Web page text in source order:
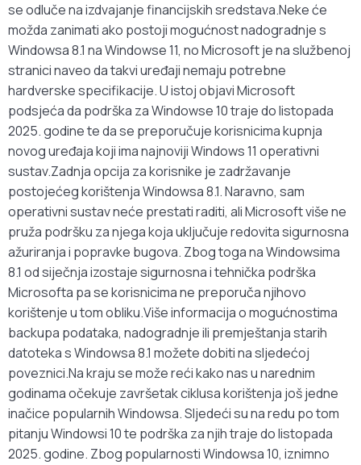
se odluče na izdvajanje financijskih sredstava.Neke će
možda zanimati ako postoji mogućnost nadogradnje s
Windowsa 8.1 na Windowse 11, no Microsoft je na službenoj
stranici naveo da takvi uređaji nemaju potrebne
hardverske specifikacije. U istoj objavi Microsoft
podsjeća da podrška za Windowse 10 traje do listopada
2025. godine te da se preporučuje korisnicima kupnja
novog uređaja koji ima najnoviji Windows 11 operativni
sustav.Zadnja opcija za korisnike je zadržavanje
postojećeg korištenja Windowsa 8.1. Naravno, sam
operativni sustav neće prestati raditi, ali Microsoft više ne
pruža podršku za njega koja uključuje redovita sigurnosna
ažuriranja i popravke bugova. Zbog toga na Windowsima
8.1 od siječnja izostaje sigurnosna i tehnička podrška
Microsofta pa se korisnicima ne preporuča njihovo
korištenje u tom obliku.Više informacija o mogućnostima
backupa podataka, nadogradnje ili premještanja starih
datoteka s Windowsa 8.1 možete dobiti na sljedećoj
poveznici.Na kraju se može reći kako nas u narednim
godinama očekuje završetak ciklusa korištenja još jedne
inačice popularnih Windowsa. Sljedeći su na redu po tom
pitanju Windowsi 10 te podrška za njih traje do listopada
2025. godine. Zbog popularnosti Windowsa 10, iznimno